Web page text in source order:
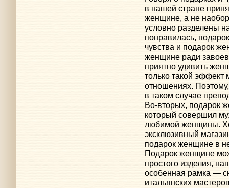
в нашей стране
женщине, а не
условно разделены
понравилась,
чувства и подарок
женщине ради
приятно удивить
только такой эффект
отношениях.
в таком случае
Во-вторых, подарок
который совершил
любимой женщины.
эксклюзивный
подарок женщине в
Подарок женщине
простого изделия,
особенная рамка —
итальянских